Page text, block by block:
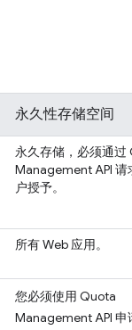
永久性存储空间
永久存储，必须通过
Management API 请
户授予。
所有 Web 应用。
您必须使用 Quota
Management API 申